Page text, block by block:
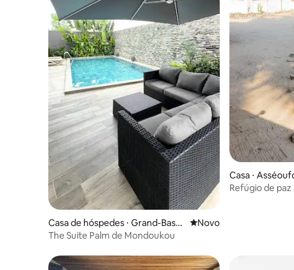
Casa de hóspedes ⋅ Grand-Bassa
m
Novo lugar para ficar
Novo
The Suite Palm de Mondoukou
Casa ⋅
Refúgio de